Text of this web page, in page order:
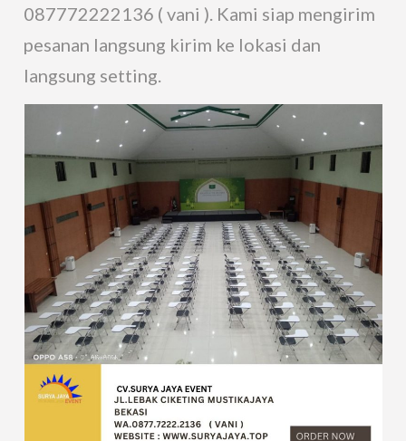
087772222136 ( vani ). Kami siap mengirim
pesanan langsung kirim ke lokasi dan
langsung setting.